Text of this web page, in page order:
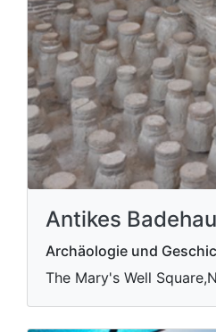
Antikes
Archäologie und
The Mary's Well